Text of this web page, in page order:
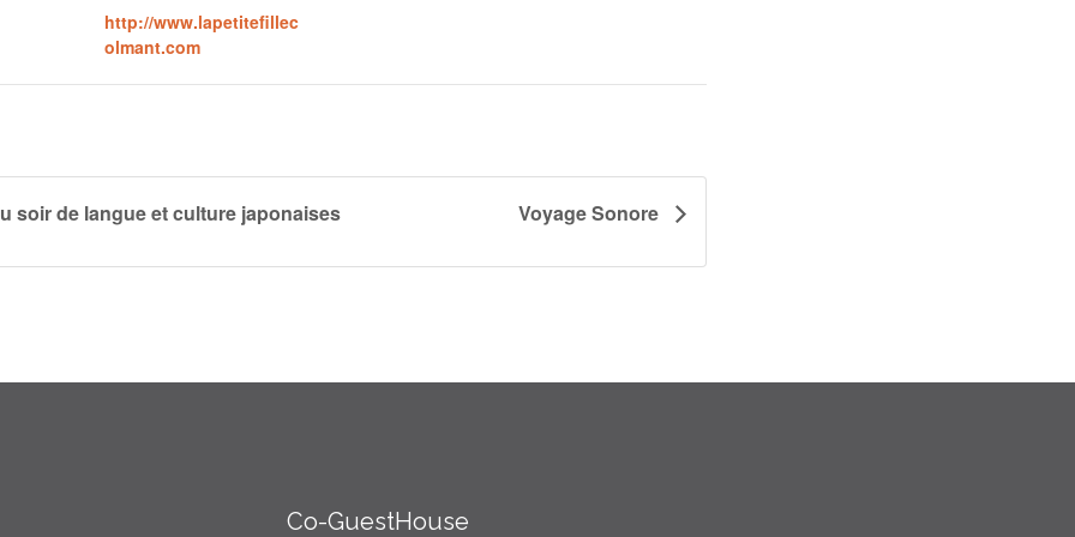
http://www.lapetitefillec
olmant.com
soir de langue et culture japonaises Voyage Sonore
Co-GuestHouse